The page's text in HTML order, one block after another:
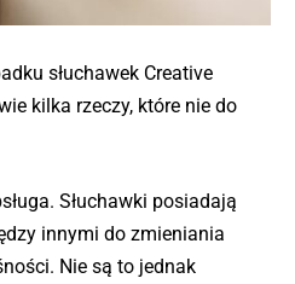
słuchawek Creative
kilka rzeczy, które nie do
Słuchawki posiadają
innymi do zmieniania
Nie są to jednak